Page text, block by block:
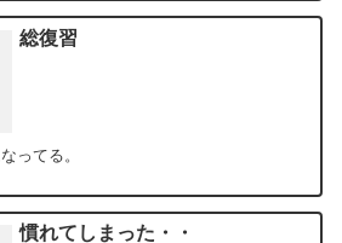
総復習
ってる。
慣れてしまった・・